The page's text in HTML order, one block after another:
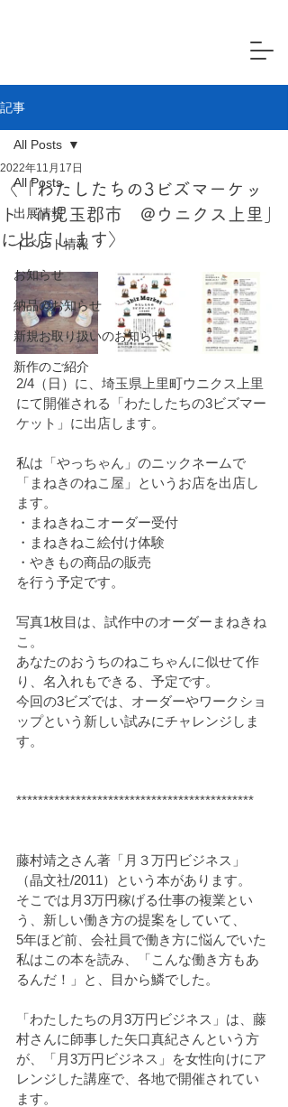
記事
All Posts
出展情報
イベント情報
お知らせ
納品のお知らせ
新規お取り扱いのお知らせ
新作のご紹介
All Posts
〈「わたしたちの3ビズマーケッ
ト in児玉郡市 @ウニクス上里」
に出店します〉
2022年11月17日
2/4（日）に、埼玉県上里町ウニクス上里
にて開催される「わたしたちの3ビズマー
ケット」に出店します。
私は「やっちゃん」のニックネームで
「まねきのねこ屋」というお店を出店し
ます。
・まねきねこオーダー受付
・まねきねこ絵付け体験
・やきもの商品の販売
を行う予定です。
写真1枚目は、試作中のオーダーまねきね
こ。
あなたのおうちのねこちゃんに似せて作
り、名入れもできる、予定です。
今回の3ビズでは、オーダーやワークショ
ップという新しい試みにチャレンジしま
す。
********************************************
藤村靖之さん著「月３万円ビジネス」
（晶文社/2011）という本があります。
そこでは月3万円稼げる仕事の複業とい
う、新しい働き方の提案をしていて、
5年ほど前、会社員で働き方に悩んでいた
私はこの本を読み、「こんな働き方もあ
るんだ！」と、目から鱗でした。
「わたしたちの月3万円ビジネス」は、藤
村さんに師事した矢口真紀さんという方
が、「月3万円ビジネス」を女性向けにア
レンジした講座で、各地で開催されてい
ます。